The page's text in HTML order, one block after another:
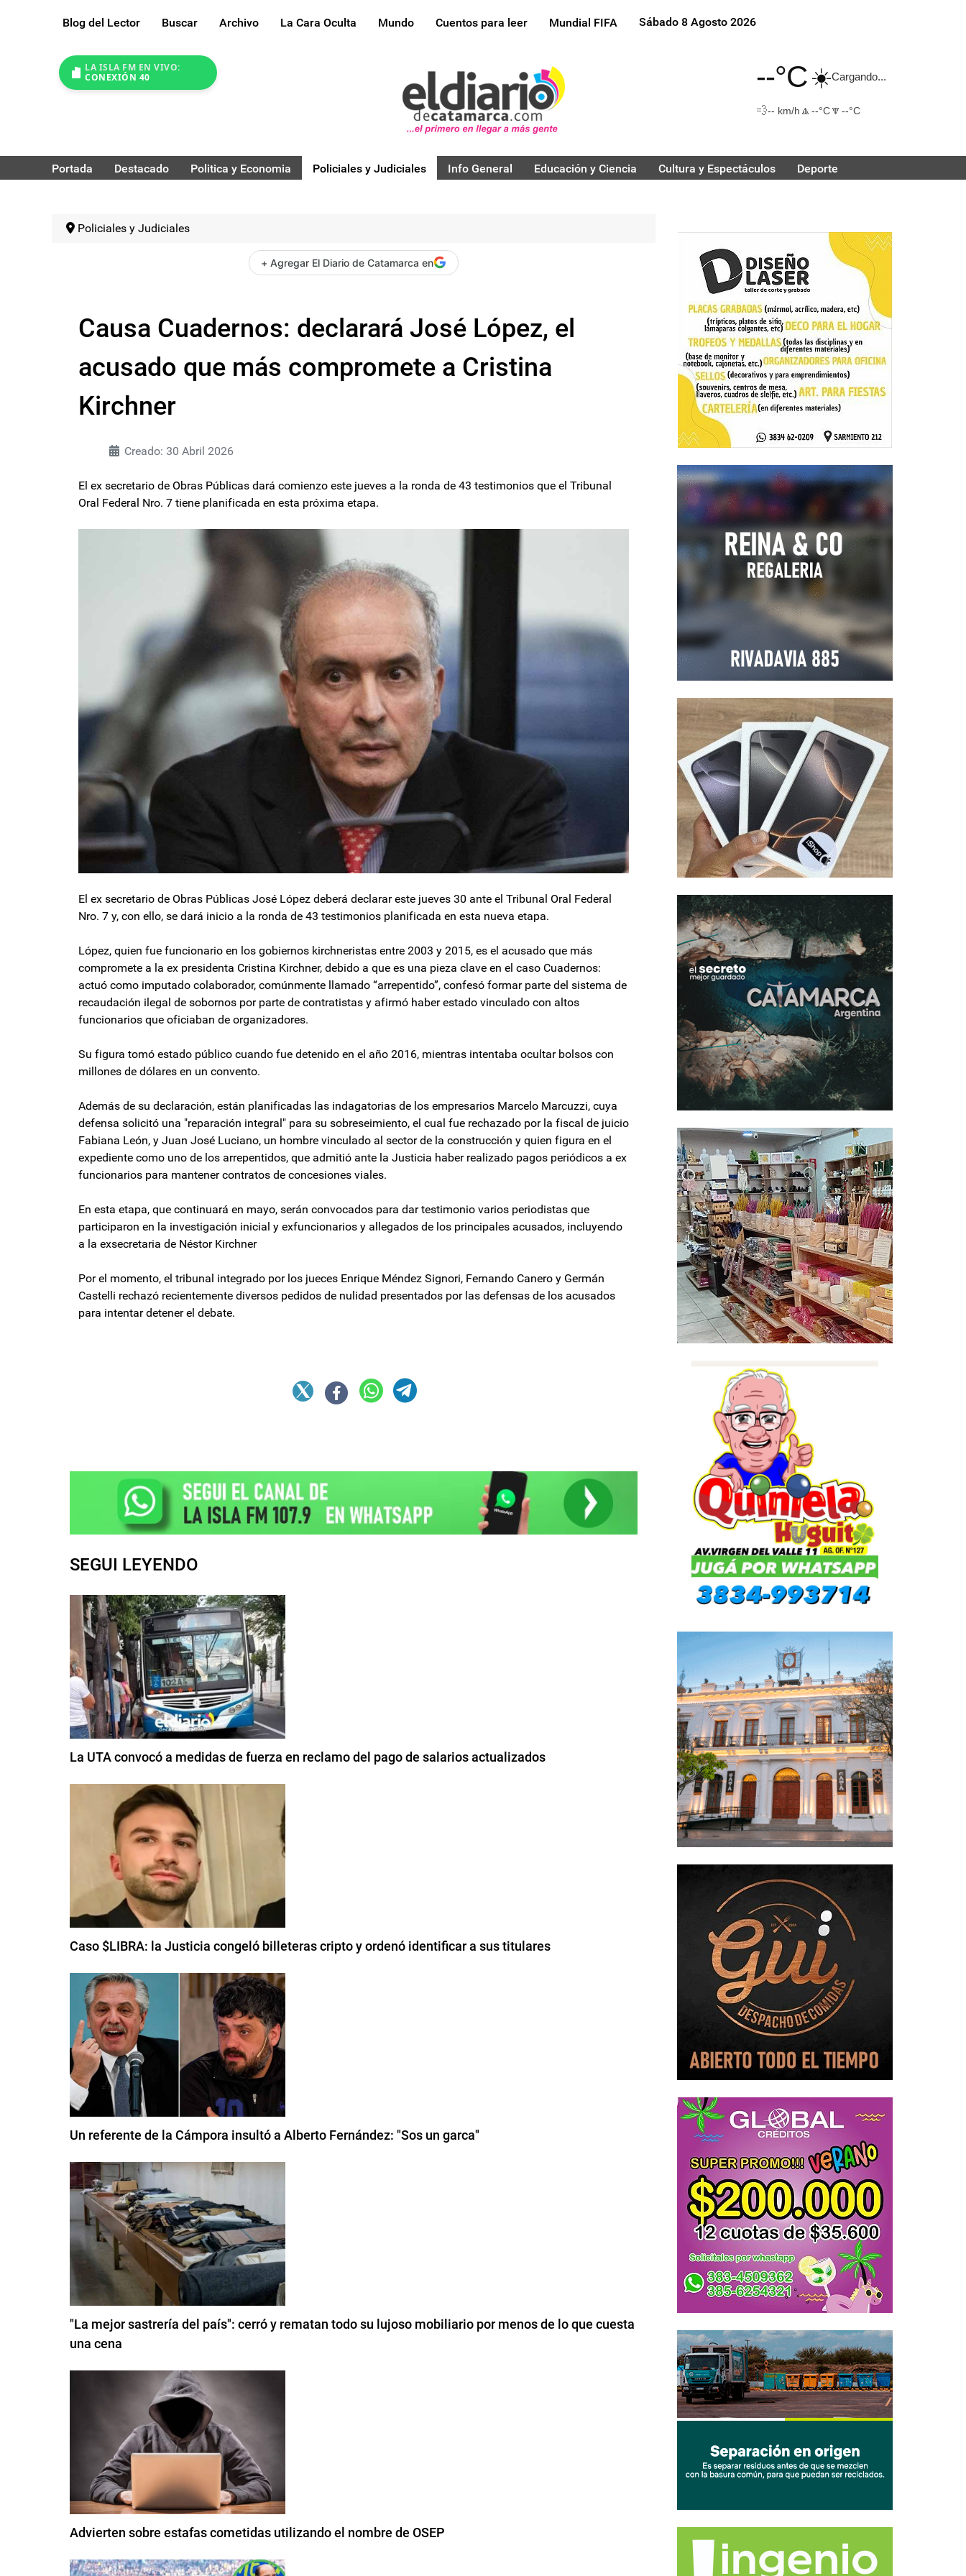
Blog del Lector Buscar Archivo La Cara Oculta Mundo Cuentos para leer Mundial FIFA Sábado 8 Agosto 2026
LA ISLA FM EN VIVO:
CONEXIÓN 40
--°C☀️Cargando...
💨-- km/h 🔼 --°C🔽 --°C
Portada Destacado Politica y Economia Policiales y Judiciales Info General Educación y Ciencia Cultura y Espectáculos Deporte
Policiales y Judiciales
+ Agregar El Diario de Catamarca en
Causa Cuadernos: declarará José López, el
acusado que más compromete a Cristina
Kirchner
Creado: 30 Abril 2026
El ex secretario de Obras Públicas dará comienzo este jueves a la ronda de 43 testimonios que el Tribunal
Oral Federal Nro. 7 tiene planificada en esta próxima etapa.
El ex secretario de Obras Públicas José López deberá declarar este jueves 30 ante el Tribunal Oral Federal
Nro. 7 y, con ello, se dará inicio a la ronda de 43 testimonios planificada en esta nueva etapa.
López, quien fue funcionario en los gobiernos kirchneristas entre 2003 y 2015, es el acusado que más
compromete a la ex presidenta Cristina Kirchner, debido a que es una pieza clave en el caso Cuadernos:
actuó como imputado colaborador, comúnmente llamado “arrepentido”, confesó formar parte del sistema de
recaudación ilegal de sobornos por parte de contratistas y afirmó haber estado vinculado con altos
funcionarios que oficiaban de organizadores.
Su figura tomó estado público cuando fue detenido en el año 2016, mientras intentaba ocultar bolsos con
millones de dólares en un convento.
Además de su declaración, están planificadas las indagatorias de los empresarios Marcelo Marcuzzi, cuya
defensa solicitó una "reparación integral" para su sobreseimiento, el cual fue rechazado por la fiscal de juicio
Fabiana León, y Juan José Luciano, un hombre vinculado al sector de la construcción y quien figura en el
expediente como uno de los arrepentidos, que admitió ante la Justicia haber realizado pagos periódicos a ex
funcionarios para mantener contratos de concesiones viales.
En esta etapa, que continuará en mayo, serán convocados para dar testimonio varios periodistas que
participaron en la investigación inicial y exfuncionarios y allegados de los principales acusados, incluyendo
a la exsecretaria de Néstor Kirchner
Por el momento, el tribunal integrado por los jueces Enrique Méndez Signori, Fernando Canero y Germán
Castelli rechazó recientemente diversos pedidos de nulidad presentados por las defensas de los acusados
para intentar detener el debate.
SEGUI LEYENDO
La UTA convocó a medidas de fuerza en reclamo del pago de salarios actualizados
Caso $LIBRA: la Justicia congeló billeteras cripto y ordenó identificar a sus titulares
Un referente de la Cámpora insultó a Alberto Fernández: "Sos un garca"
"La mejor sastrería del país": cerró y rematan todo su lujoso mobiliario por menos de lo que cuesta
una cena
Advierten sobre estafas cometidas utilizando el nombre de OSEP